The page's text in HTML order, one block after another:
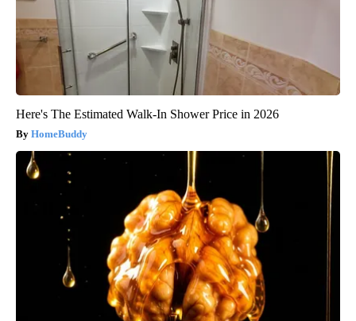
Here's The Estimated Walk-In Shower Price in 2026
HomeBuddy